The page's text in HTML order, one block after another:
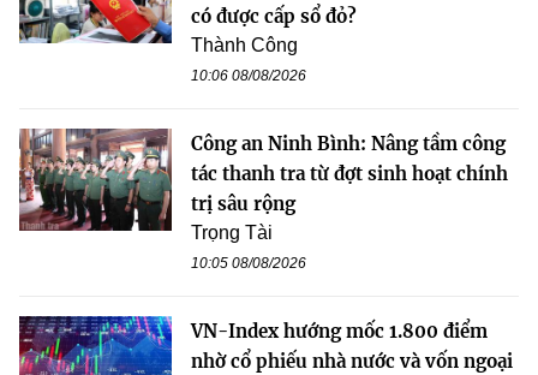
có được cấp sổ đỏ?
Thành Công
10:06 08/08/2026
Công an Ninh Bình: Nâng tầm công
tác thanh tra từ đợt sinh hoạt chính
trị sâu rộng
Trọng Tài
10:05 08/08/2026
VN-Index hướng mốc 1.800 điểm
nhờ cổ phiếu nhà nước và vốn ngoại